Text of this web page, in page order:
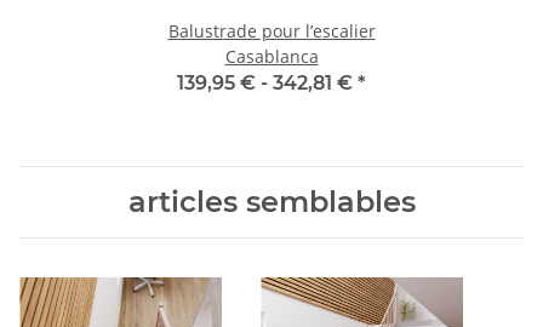
Balustrade pour l’escalier
Casablanca
139,95 € - 342,81 € *
articles semblables